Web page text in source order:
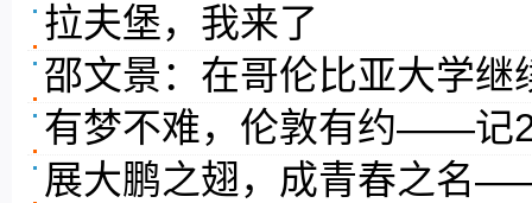
拉夫堡，我来了
邵文景：在哥伦比亚大学继
有梦不难，伦敦有约——记
展大鹏之翅，成青春之名